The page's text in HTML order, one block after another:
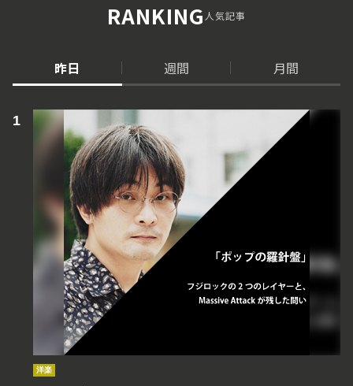
RANKING人気記事
昨日 週間 月間
洋楽